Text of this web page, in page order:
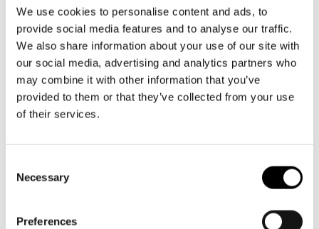
We use cookies to personalise content and ads, to
provide social media features and to analyse our traffic.
We also share information about your use of our site with
our social media, advertising and analytics partners who
may combine it with other information that you’ve
provided to them or that they’ve collected from your use
of their services.
Selection
Necessary
Preferences
Presentkort
Tillgänglighet
Frågor & svar
Platskarta
Företag
Guidning
Teaterns verksamhet
Ensemble
Historia
LOGGA IN
info@svenskateatern.fi
BILJETTER
Köp biljetter
Biljettkassan öppnar 11.8
Norra esplanaden 2